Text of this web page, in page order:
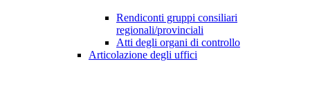
Rendiconti gruppi consiliari
regionali/provinciali
Atti degli organi di controllo
Articolazione degli uffici